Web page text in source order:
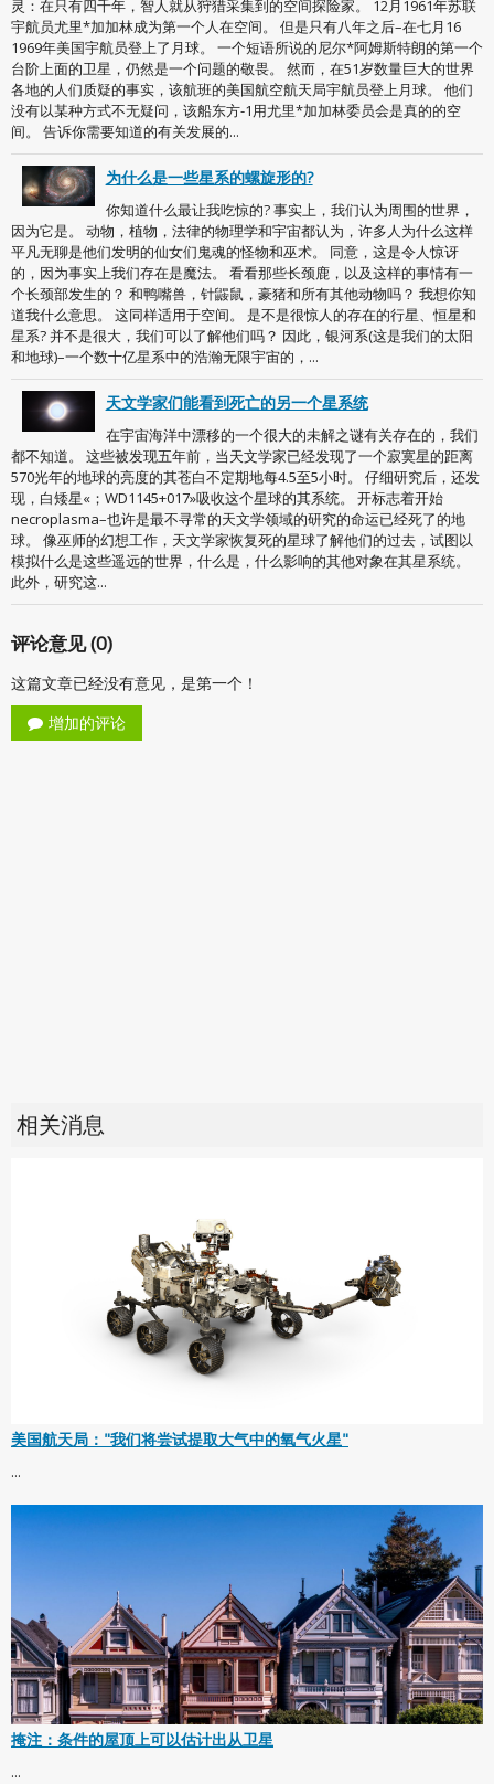
灵：在只有四千年，智人就从狩猎采集到的空间探险家。 12月1961年苏联
宇航员尤里*加加林成为第一个人在空间。 但是只有八年之后–在七月16
1969年美国宇航员登上了月球。 一个短语所说的尼尔*阿姆斯特朗的第一个
台阶上面的卫星，仍然是一个问题的敬畏。 然而，在51岁数量巨大的世界
各地的人们质疑的事实，该航班的美国航空航天局宇航员登上月球。 他们
没有以某种方式不无疑问，该船东方-1用尤里*加加林委员会是真的的空
间。 告诉你需要知道的有关发展的...
为什么是一些星系的螺旋形的?
你知道什么最让我吃惊的? 事实上，我们认为周围的世界，
因为它是。 动物，植物，法律的物理学和宇宙都认为，许多人为什么这样
平凡无聊是他们发明的仙女们鬼魂的怪物和巫术。 同意，这是令人惊讶
的，因为事实上我们存在是魔法。 看看那些长颈鹿，以及这样的事情有一
个长颈部发生的？ 和鸭嘴兽，针鼹鼠，豪猪和所有其他动物吗？ 我想你知
道我什么意思。 这同样适用于空间。 是不是很惊人的存在的行星、恒星和
星系? 并不是很大，我们可以了解他们吗？ 因此，银河系(这是我们的太阳
和地球)–一个数十亿星系中的浩瀚无限宇宙的，...
天文学家们能看到死亡的另一个星系统
在宇宙海洋中漂移的一个很大的未解之谜有关存在的，我们
都不知道。 这些被发现五年前，当天文学家已经发现了一个寂寞星的距离
570光年的地球的亮度的其苍白不定期地每4.5至5小时。 仔细研究后，还发
现，白矮星«；WD1145+017»吸收这个星球的其系统。 开标志着开始
necroplasma–也许是最不寻常的天文学领域的研究的命运已经死了的地
球。 像巫师的幻想工作，天文学家恢复死的星球了解他们的过去，试图以
模拟什么是这些遥远的世界，什么是，什么影响的其他对象在其星系统。
此外，研究这...
评论意见 (0)
这篇文章已经没有意见，是第一个！
增加的评论
相关消息
美国航天局："我们将尝试提取大气中的氧气火星"
...
掩注：条件的屋顶上可以估计出从卫星
...